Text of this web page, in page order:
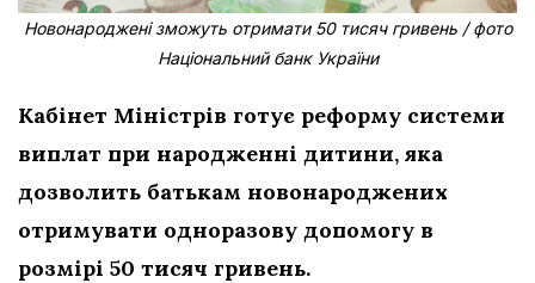
Новонароджені зможуть отримати 50 тисяч гривень / фото
Національний банк України
Кабінет Міністрів готує реформу системи
виплат при народженні дитини, яка
дозволить батькам новонароджених
отримувати одноразову допомогу в
розмірі 50 тисяч гривень.